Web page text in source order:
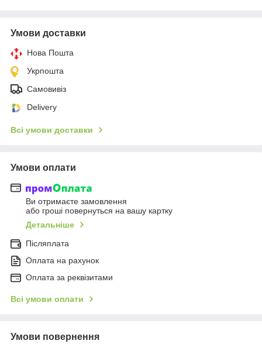
Умови доставки
Нова Пошта
Укрпошта
Самовивіз
Delivery
Всі умови доставки
Умови оплати
Ви отримаєте замовлення
або гроші повернуться на вашу картку
Детальніше
Післяплата
Оплата на рахунок
Оплата за реквізитами
Всі умови оплати
Умови повернення